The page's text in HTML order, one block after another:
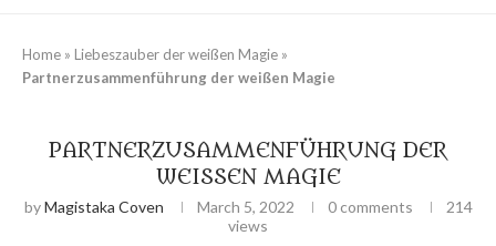
Home » Liebeszauber der weißen Magie »
Partnerzusammenführung der weißen Magie
PARTNERZUSAMMENFÜHRUNG DER
WEISSEN MAGIE
byMagistaka Coven March 5, 2022 0 comments
214
views